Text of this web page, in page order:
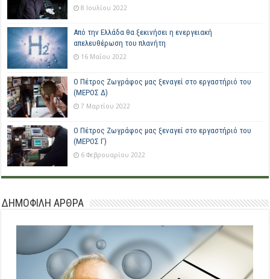
8 Ιουλίου 2022
Από την Ελλάδα θα ξεκινήσει η ενεργειακή
απελευθέρωση του πλανήτη
16 Μαΐου 2022
Ο Πέτρος Ζωγράφος μας ξεναγεί στο εργαστήριό του
(ΜΕΡΟΣ Δ)
7 Μαρτίου 2022
Ο Πέτρος Ζωγράφος μας ξεναγεί στο εργαστήριό του
(ΜΕΡΟΣ Γ)
6 Φεβρουαρίου 2022
ΔΗΜΟΦΙΛΗ ΑΡΘΡΑ